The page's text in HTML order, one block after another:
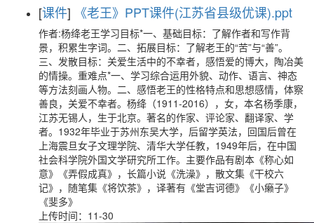
[课件] 《老王》PPT课件(江苏省县级优课).ppt
作者:杨绛老王学习目标*一、基础目标：了解作者和写作背
景，积累生字词。二、拓展目标：了解老王的“苦”与“善”。
三、发散目标：关爱生活中的不幸者，感悟爱的博大，陶冶美
的情操。重难点*一、学习综合运用外貌、动作、语言、神态
等方法刻画人物。二、感悟老王的性格特点和思想感情，体察
善良，关爱不幸者。杨绛（1911-2016），女，本名杨季康，
江苏无锡人，生于北京。著名的作家、评论家、翻译家、学
者。1932年毕业于苏州东吴大学，后留学英法，回国后曾在
上海震旦女子文理学院、清华大学任教，1949年后，在中国
社会科学院外国文学研究所工作。主要作品有剧本《称心如
意》《弄假成真》，长篇小说《洗澡》，散文集《干校六
记》，随笔集《将饮茶》，译著有《堂吉诃德》《小癞子》
《斐多》
上传时间：11-30